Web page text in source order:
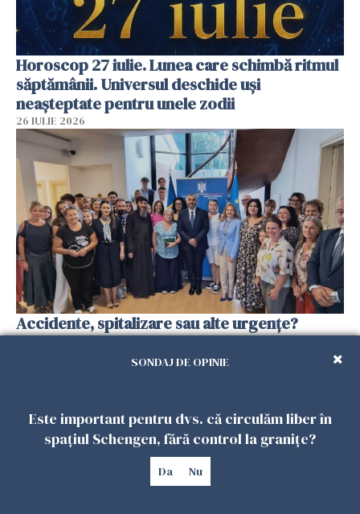
Horoscop 27 iulie. Lunea care schimbă ritmul
săptămânii. Universul deschide uși
neașteptate pentru unele zodii
26 IULIE 2026
Accidente, spitalizare sau alte urgențe?
Consulatul României la Roma promite
intervenții în doar 24 de ore
SONDAJ DE OPINIE
Este important pentru dvs. că circulăm liber în
spațiul Schengen, fără control la granițe?
Da Nu